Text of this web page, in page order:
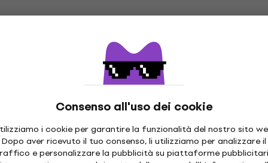
Consenso all'uso dei cookie
i cookie per garantire la funzionalità del nostro sito
Dopo aver ricevuto il tuo consenso, li utilizziamo per analizzare il
e personalizzare la pubblicità su piattaforme